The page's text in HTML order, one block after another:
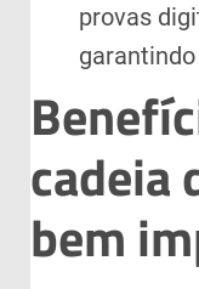
provas
cadeia
bem